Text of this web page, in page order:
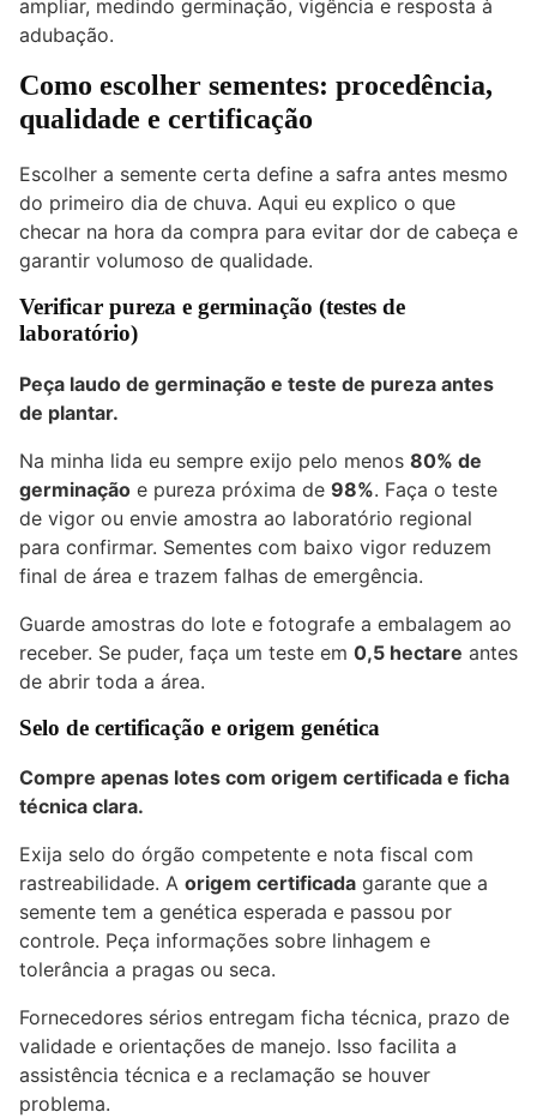
ampliar, medindo germinação, vigência e resposta à
adubação.
Como escolher sementes: procedência,
qualidade e certificação
Escolher a semente certa define a safra antes mesmo
do primeiro dia de chuva. Aqui eu explico o que
checar na hora da compra para evitar dor de cabeça e
garantir volumoso de qualidade.
Verificar pureza e germinação (testes de
laboratório)
Peça laudo de germinação e teste de pureza antes
de plantar.
Na minha lida eu sempre exijo pelo menos 80% de
germinação e pureza próxima de 98%. Faça o teste
de vigor ou envie amostra ao laboratório regional
para confirmar. Sementes com baixo vigor reduzem
final de área e trazem falhas de emergência.
Guarde amostras do lote e fotografe a embalagem ao
receber. Se puder, faça um teste em 0,5 hectare antes
de abrir toda a área.
Selo de certificação e origem genética
Compre apenas lotes com origem certificada e ficha
técnica clara.
Exija selo do órgão competente e nota fiscal com
rastreabilidade. A origem certificada garante que a
semente tem a genética esperada e passou por
controle. Peça informações sobre linhagem e
tolerância a pragas ou seca.
Fornecedores sérios entregam ficha técnica, prazo de
validade e orientações de manejo. Isso facilita a
assistência técnica e a reclamação se houver
problema.